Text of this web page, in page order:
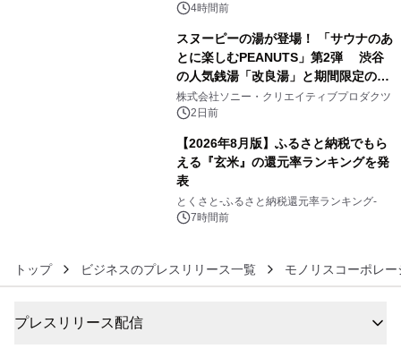
4時間前
スヌーピーの湯が登場！ 「サウナのあ
とに楽しむPEANUTS」第2弾 渋谷
の人気銭湯「改良湯」と期間限定のコ
ラボレーション サウナイキタイコラ
ボグッズも発売決定！
株式会社ソニー・クリエイティブプロダクツ
2日前
【2026年8月版】ふるさと納税でもら
える『玄米』の還元率ランキングを発
表
とくさと-ふるさと納税還元率ランキング-
7時間前
トップ ビジネスのプレスリリース一覧 モノリスコーポレ
プレスリリース配信